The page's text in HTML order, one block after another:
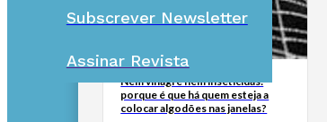
Subscrever Newsletter
Assinar Revista
Nem vinagre nem inseticidas:
porque é que há quem esteja a
colocar algodões nas janelas?